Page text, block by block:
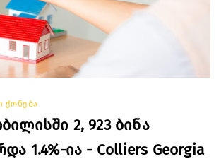
ქონება
2, 923 ბინა
1.4%-ია - Colliers Georgia